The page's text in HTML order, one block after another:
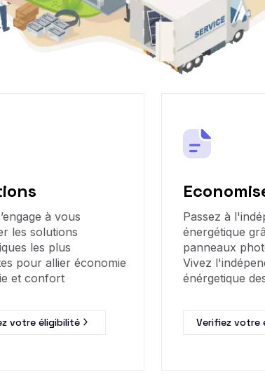
à vous
les solutions
les plus
pour allier économie
et confort
votre éligibilité
Passez à
énergétique
panneaux
Vivez
énérgetique
Verifiez votre